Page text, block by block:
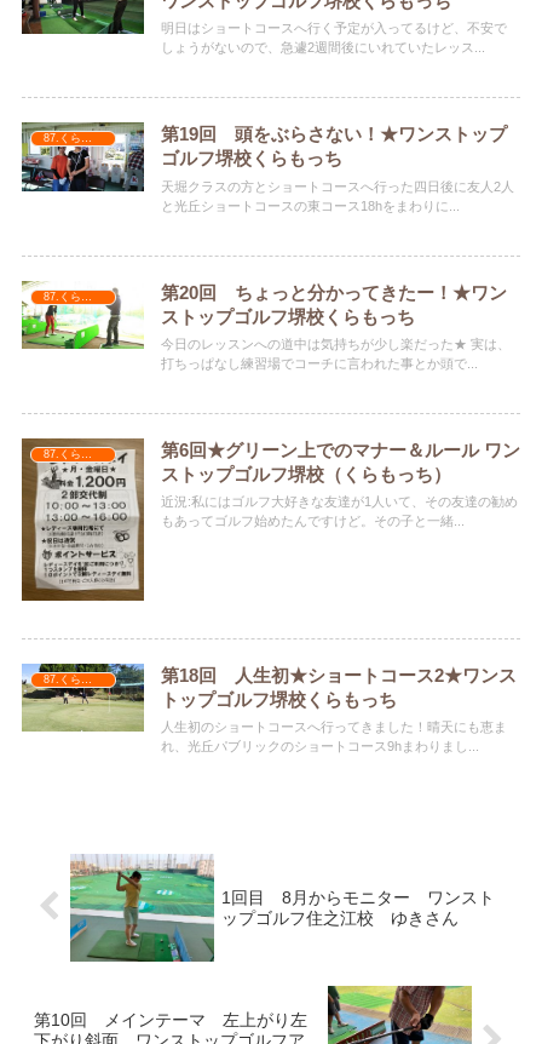
明日はショートコースへ行く予定が入ってるけど、不安で
しょうがないので、急遽2週間後にいれていたレッス...
87.くらもっち
第19回 頭をぶらさない！★ワンストップ
ゴルフ堺校くらもっち
天堀クラスの方とショートコースへ行った四日後に友人2人
と光丘ショートコースの東コース18hをまわりに...
第20回 ちょっと分かってきたー！★ワン
ストップゴルフ堺校くらもっち
今日のレッスンへの道中は気持ちが少し楽だった★ 実は、
打ちっぱなし練習場でコーチに言われた事とか頭で...
87.くらもっち
第6回★グリーン上でのマナー＆ルール ワン
ストップゴルフ堺校（くらもっち）
近況:私にはゴルフ大好きな友達が1人いて、その友達の勧め
もあってゴルフ始めたんですけど。その子と一緒...
第18回 人生初★ショートコース2★ワンス
トップゴルフ堺校くらもっち
人生初のショートコースへ行ってきました！晴天にも恵ま
れ、光丘パブリックのショートコース9hまわりまし...
1回目 8月からモニター ワンスト
ップゴルフ住之江校 ゆきさん
第10回 メインテーマ 左上がり左
下がり斜面 ワンストップゴルフア